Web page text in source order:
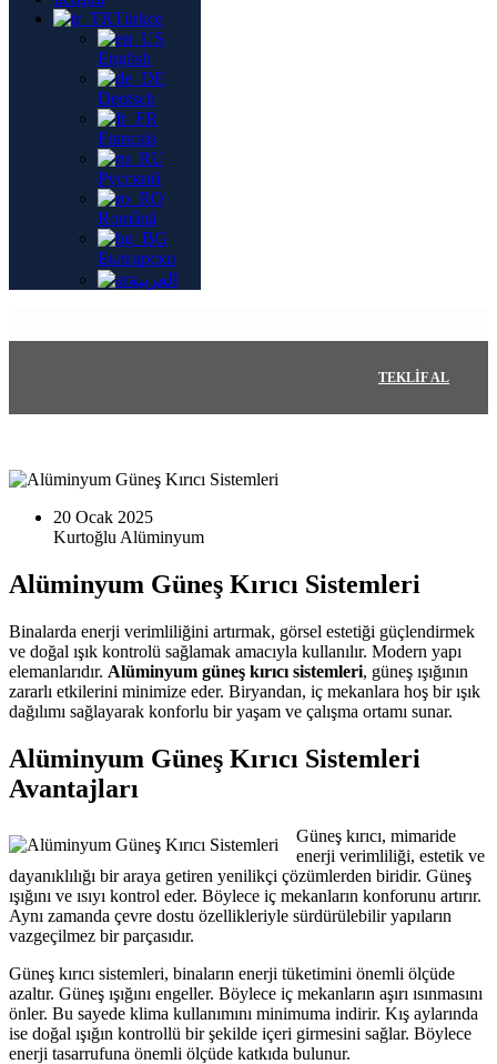
Türkçe
English
Deutsch
Français
Русский
Română
Български
العربية
TEKLIF AL
20 Ocak 2025
Alüminyum Güneş Kırıcı Sistemleri
Binalarda enerji verimliliğini artırmak, görsel estetiği güçlendirmek
ve doğal ışık kontrolü sağlamak amacıyla kullanılır. Modern yapı
elemanlarıdır. Alüminyum güneş kırıcı sistemleri, güneş ışığının
zararlı etkilerini minimize eder. Biryandan, iç mekanlara hoş bir ışık
dağılımı sağlayarak konforlu bir yaşam ve çalışma ortamı sunar.
Alüminyum Güneş Kırıcı Sistemleri
Avantajları
Güneş kırıcı, mimaride
enerji verimliliği, estetik ve
dayanıklılığı bir araya getiren yenilikçi çözümlerden biridir. Güneş
ışığını ve ısıyı kontrol eder. Böylece iç mekanların konforunu artırır.
Aynı zamanda çevre dostu özellikleriyle sürdürülebilir yapıların
vazgeçilmez bir parçasıdır.
Güneş kırıcı sistemleri, binaların enerji tüketimini önemli ölçüde
azaltır. Güneş ışığını engeller. Böylece iç mekanların aşırı ısınmasını
önler. Bu sayede klima kullanımını minimuma indirir. Kış aylarında
ise doğal ışığın kontrollü bir şekilde içeri girmesini sağlar. Böylece
enerji tasarrufuna önemli ölçüde katkıda bulunur.